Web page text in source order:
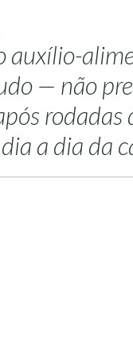
auxílio-
— não
a dia da